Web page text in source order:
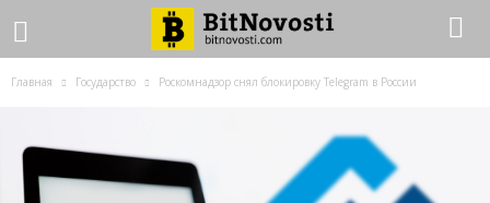
Главная Государство Роскомнадзор снял блокировку Telegram в России